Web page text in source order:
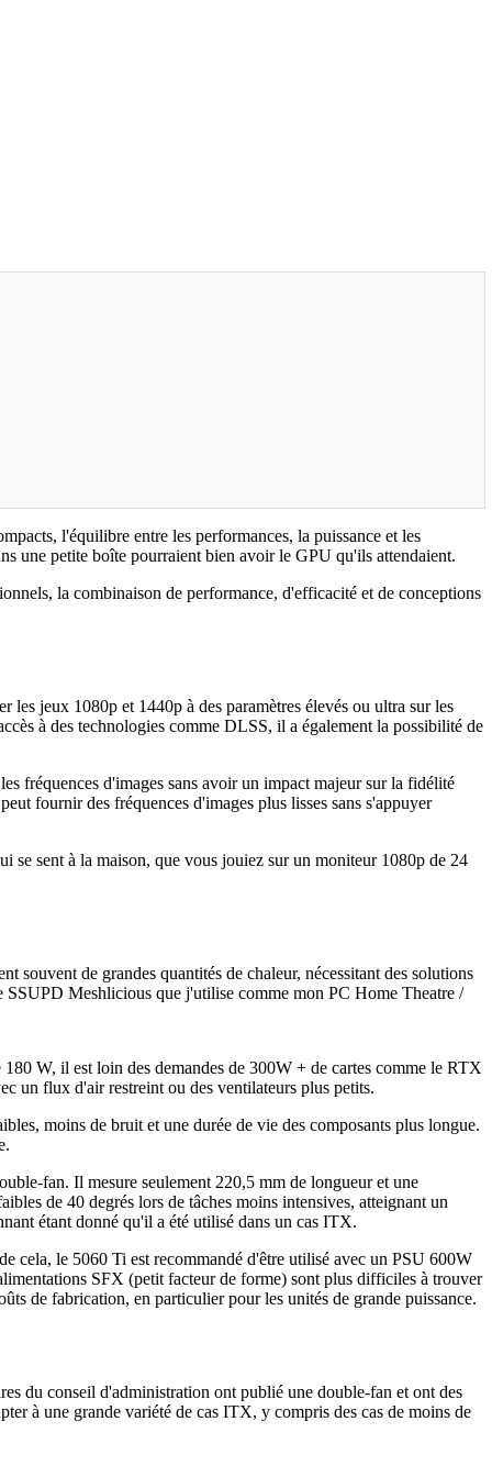
l'équilibre entre les performances, la puissance et les
une petite boîte pourraient bien avoir le GPU qu'ils attendaient.
la combinaison de performance, d'efficacité et de conceptions
jeux 1080p et 1440p à des paramètres élevés ou ultra sur les
à des technologies comme DLSS, il a également la possibilité de
fréquences d'images sans avoir un impact majeur sur la fidélité
fournir des fréquences d'images plus lisses sans s'appuyer
se sent à la maison, que vous jouiez sur un moniteur 1080p de 24
souvent de grandes quantités de chaleur, nécessitant des solutions
SSUPD Meshlicious que j'utilise comme mon PC Home Theatre /
W, il est loin des demandes de 300W + de cartes comme le RTX
un flux d'air restreint ou des ventilateurs plus petits.
moins de bruit et une durée de vie des composants plus longue.
fan. Il mesure seulement 220,5 mm de longueur et une
de 40 degrés lors de tâches moins intensives, atteignant un
étant donné qu'il a été utilisé dans un cas ITX.
cela, le 5060 Ti est recommandé d'être utilisé avec un PSU 600W
SFX (petit facteur de forme) sont plus difficiles à trouver
de fabrication, en particulier pour les unités de grande puissance.
du conseil d'administration ont publié une double-fan et ont des
à une grande variété de cas ITX, y compris des cas de moins de